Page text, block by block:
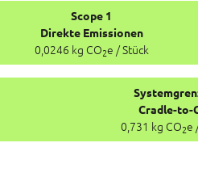
Scope 1
Direkte Emissionen
0,0246 kg CO2e / Stück
Cradle-to-
0,731 kg CO2e